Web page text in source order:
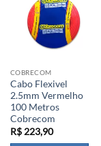
COBRECOM
Cabo Flexivel
2.5mm Vermelho
100 Metros
Cobrecom
R$223,90